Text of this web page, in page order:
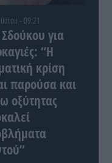
- 09:21
για
“Η
κρίση
παρούσα και
οξύτητας